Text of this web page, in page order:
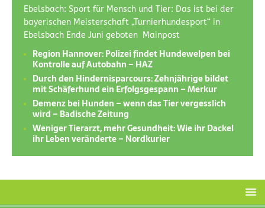
Ebelsbach: Sport für Mensch und Tier: Das ist bei der
bayerischen Meisterschaft „Turnierhundesport“ in
Ebelsbach Ende Juni geboten Mainpost
Region Hannover: Polizei findet Hundewelpen bei
Kontrolle auf Autobahn – HAZ
Durch den Hindernisparcours: Zehnjährige bildet
mit Schäferhund ein Erfolgsgespann – Merkur
Demenz bei Hunden – wenn das Tier vergesslich
wird – Badische Zeitung
Weniger Tierarzt, mehr Gesundheit: Wie ihr Dackel
ihr Leben veränderte – Nordkurier